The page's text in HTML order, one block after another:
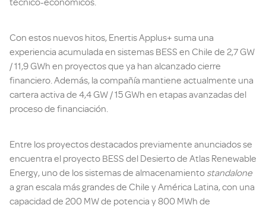
técnico-económicos.
Con estos nuevos hitos, Enertis Applus+ suma una
experiencia acumulada en sistemas BESS en Chile de 2,7 GW
/ 11,9 GWh en proyectos que ya han alcanzado cierre
financiero. Además, la compañía mantiene actualmente una
cartera activa de 4,4 GW / 15 GWh en etapas avanzadas del
proceso de financiación.
Entre los proyectos destacados previamente anunciados se
encuentra el proyecto BESS del Desierto de Atlas Renewable
Energy, uno de los sistemas de almacenamiento standalone
a gran escala más grandes de Chile y América Latina, con una
capacidad de 200 MW de potencia y 800 MWh de